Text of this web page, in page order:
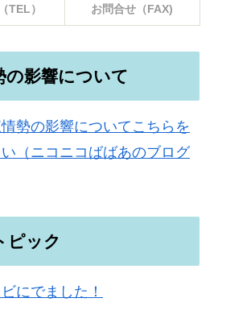
TEL） お問合せ（FAX)
の影響について
勢の影響についてこちらを
（ニコニコばばあのブログ
ピック
にでました！